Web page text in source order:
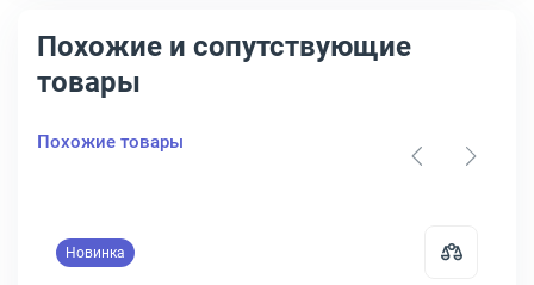
Похожие и сопутствующие
товары
Похожие товары
Новинка